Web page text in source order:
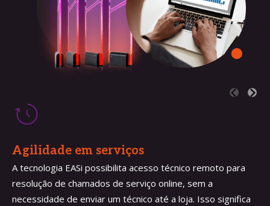
Agilidade em serviços
A tecnologia EASi possibilita acesso técnico remoto para
resolução de chamados de serviço online, sem a
necessidade de enviar um técnico até a loja. Isso significa